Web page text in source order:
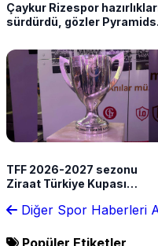
Çaykur Rizespor
sürdürdü, gözler Pyramids
TFF 2026-2027 sezonu
Ziraat Türkiye Kupası
Diğer Spor Haberleri
Popüler Etiketler